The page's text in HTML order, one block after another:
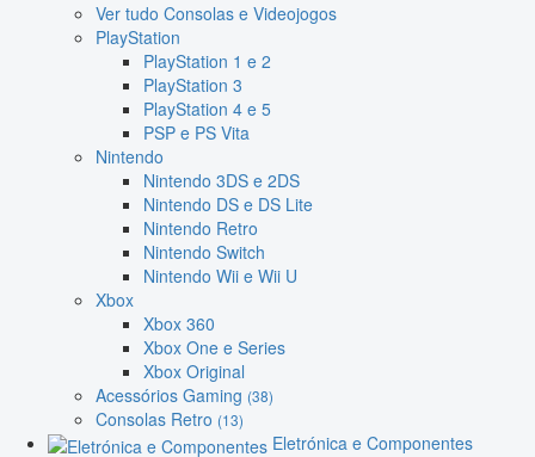
Ver tudo Consolas e Videojogos
PlayStation
PlayStation 1 e 2
PlayStation 3
PlayStation 4 e 5
PSP e PS Vita
Nintendo
Nintendo 3DS e 2DS
Nintendo DS e DS Lite
Nintendo Retro
Nintendo Switch
Nintendo Wii e Wii U
Xbox
Xbox 360
Xbox One e Series
Xbox Original
Acessórios Gaming (38)
Consolas Retro (13)
Eletrónica e Componentes